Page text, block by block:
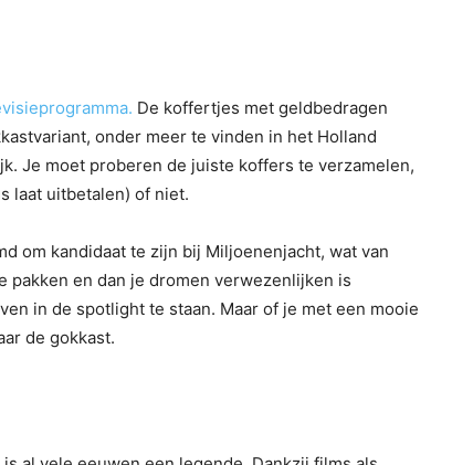
De koffertjes met geldbedragen
onder meer te vinden in het Holland
Je moet proberen de juiste koffers te verzamelen,
laat uitbetalen) of niet.
om kandidaat te zijn bij Miljoenenjacht, wat van
pakken en dan je dromen verwezenlijken is
in de spotlight te staan. Maar of je met een mooie
de gokkast.